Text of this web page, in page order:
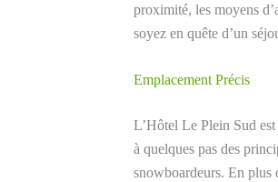
proximité, les moyens
soyez en quête d’un
Emplacement Précis
L’Hôtel Le Plein Sud est
à quelques pas des
snowboardeurs. En plus